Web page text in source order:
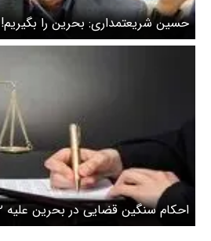
حسین شریعتمداری: بحرین را بگیریم!
همبستگی با ایران